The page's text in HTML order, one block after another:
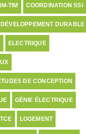
TIM COORDINATION SSI
DÉVELOPPEMENT DURABLE
ELECTRIQUE
DE CONCEPTION
GÉNIE ÉLECTRIQUE
LOGEMENT